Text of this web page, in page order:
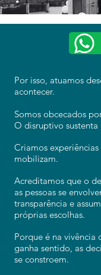
Por isso, atuamos
acontecer.
Somos obcecados
O disruptivo sustenta
Criamos
mobilizam.
Acreditamos que o
as pessoas se
transparência e
próprias escolhas.
Porque é na vivência
ganha sentido, as
se constroem.